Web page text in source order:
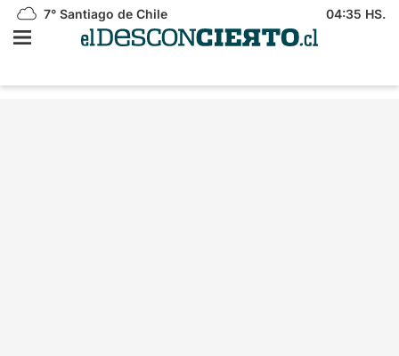
7° Santiago de Chile 04:35 HS.